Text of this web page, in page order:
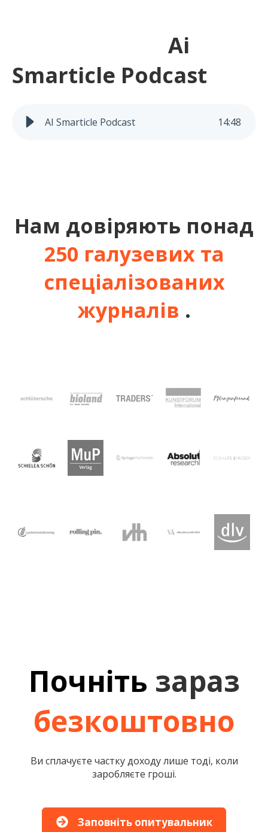
Ai
Smarticle Podcast
AI Smarticle Podcast 14:48
Нам довіряють понад
250 галузевих та
спеціалізованих
журналів .
Почніть зараз
безкоштовно
Ви сплачуєте частку доходу лише тоді, коли
заробляєте гроші.
Заповніть опитувальник